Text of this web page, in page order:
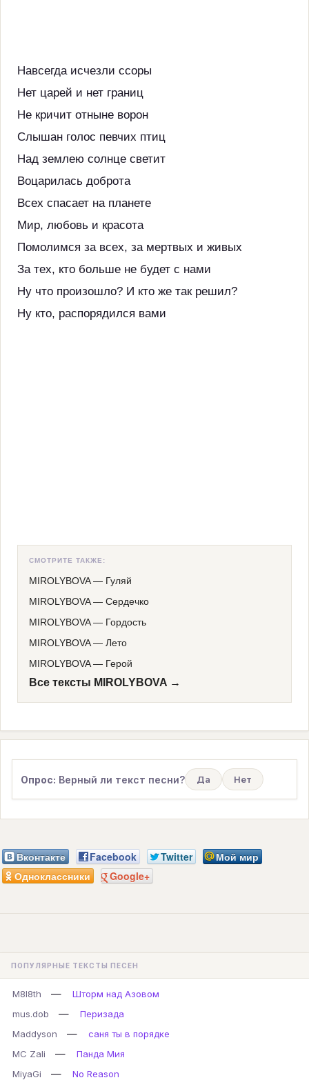
Навсегда исчезли ссоры
Нет царей и нет границ
Не кричит отныне ворон
Слышан голос певчих птиц
Над землею солнце светит
Воцарилась доброта
Всех спасает на планете
Мир, любовь и красота
Помолимся за всех, за мертвых и живых
За тех, кто больше не будет с нами
Ну что произошло? И кто же так решил?
Ну кто, распорядился вами
СМОТРИТЕ ТАКЖЕ:
MIROLYBOVA— Гуляй
MIROLYBOVA— Сердечко
MIROLYBOVA— Гордость
MIROLYBOVA— Лето
MIROLYBOVA— Герой
Все тексты MIROLYBOVA →
Опрос: Верный ли текст песни? Да Нет
Вконтакте Facebook Twitter
Мой мир
Одноклассники
Google+
ПОПУЛЯРНЫЕ ТЕКСТЫ ПЕСЕН
M8l8th —
Шторм над Азовом
mus.dob
—
Перизада
Maddyson
—
саня ты в порядке
MC Zali
—
Панда Мия
MiyaGi
—
No Reason